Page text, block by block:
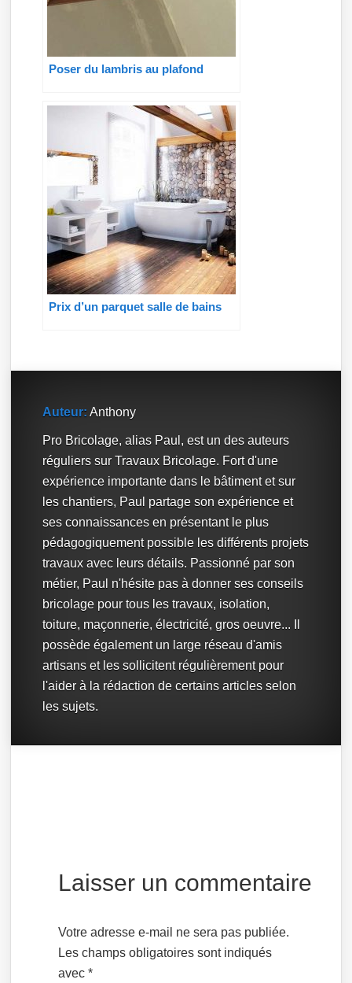
Poser du lambris au plafond
Prix d’un parquet salle de bains
Auteur: Anthony
Pro Bricolage, alias Paul, est un des auteurs
réguliers sur Travaux Bricolage. Fort d'une
expérience importante dans le bâtiment et sur
les chantiers, Paul partage son expérience et
ses connaissances en présentant le plus
pédagogiquement possible les différents projets
travaux avec leurs détails. Passionné par son
métier, Paul n'hésite pas à donner ses conseils
bricolage pour tous les travaux, isolation,
toiture, maçonnerie, électricité, gros oeuvre... Il
possède également un large réseau d'amis
artisans et les sollicitent régulièrement pour
l'aider à la rédaction de certains articles selon
les sujets.
Laisser un commentaire
Votre adresse e-mail ne sera pas publiée.
Les champs obligatoires sont indiqués
avec*